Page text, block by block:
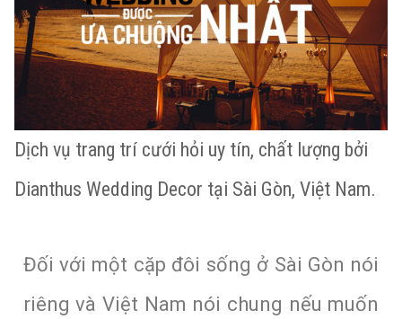
Dịch vụ trang trí cưới hỏi uy tín, chất lượng bởi
Dianthus Wedding Decor tại Sài Gòn, Việt Nam.
Đối với một cặp đôi sống ở Sài Gòn nói
riêng và Việt Nam nói chung nếu muốn